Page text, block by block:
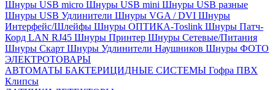
Шнуры USB micro Шнуры USB mini Шнуры USB разные
Шнуры USB Удлинители Шнуры VGA / DVI Шнуры
Интерфейс/Шлейфы Шнуры ОПТИКА-Toslink Шнуры Патч-
Корд LAN RJ45 Шнуры Принтер Шнуры Сетевые/Питания
Шнуры Скарт Шнуры Удлинители Наушников Шнуры ФОТО
ЭЛЕКТРОТОВАРЫ
АВТОМАТЫ БАКТЕРИЦИДНЫЕ СИСТЕМЫ Гофра ПВХ
Клипсы